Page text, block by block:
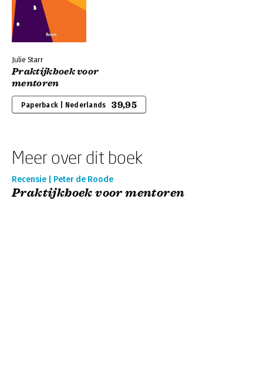
Julie Starr
Praktijkboek voor
mentoren
Paperback | Nederlands 39,95
Meer over dit boek
Recensie | Peter de Roode
Praktijkboek voor mentoren